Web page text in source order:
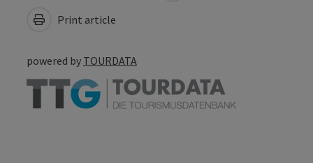
Print article
powered by TOURDATA